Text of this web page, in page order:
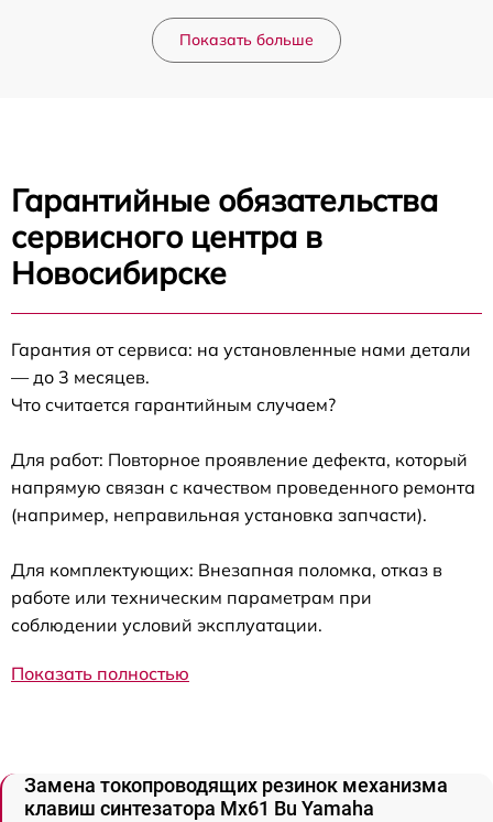
Показать больше
Гарантийные обязательства
сервисного центра в
Новосибирске
Гарантия от сервиса: на установленные нами детали
— до 3 месяцев.
Что считается гарантийным случаем?
Для работ: Повторное проявление дефекта, который
напрямую связан с качеством проведенного ремонта
(например, неправильная установка запчасти).
Для комплектующих: Внезапная поломка, отказ в
работе или техническим параметрам при
соблюдении условий эксплуатации.
Показать полностью
Замена токопроводящих резинок механизма
клавиш синтезатора Mx61 Bu Yamaha